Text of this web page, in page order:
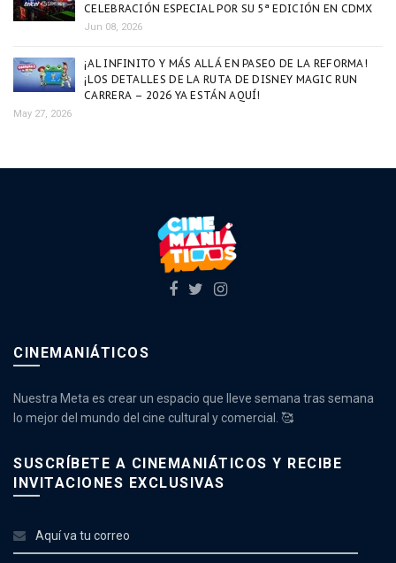
CELEBRACIÓN ESPECIAL POR SU 5ª EDICIÓN EN CDMX
Jun 08, 2026
¡AL INFINITO Y MÁS ALLÁ EN PASEO DE LA REFORMA!
¡LOS DETALLES DE LA RUTA DE DISNEY MAGIC RUN
CARRERA – 2026 YA ESTÁN AQUÍ!
May 27, 2026
CINEMANIÁTICOS
Nuestra Meta es crear un espacio que lleve semana tras semana
lo mejor del mundo del cine cultural y comercial. 🥰
SUSCRÍBETE A CINEMANIÁTICOS Y RECIBE
INVITACIONES EXCLUSIVAS